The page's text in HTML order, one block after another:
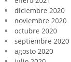
diciembre 2020
noviembre 2020
octubre 2020
septiembre 2020
agosto 2020